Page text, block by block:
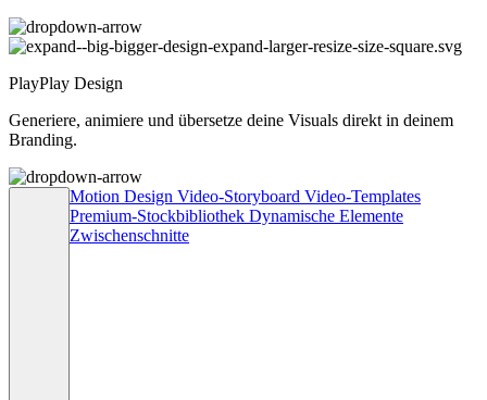
PlayPlay Design
Generiere, animiere und übersetze deine Visuals direkt in deinem
Branding.
Motion Design Video-Storyboard Video-Templates
Premium-Stockbibliothek Dynamische Elemente
Zwischenschnitte